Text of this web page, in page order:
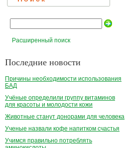
Расширенный поиск
Последние новости
Причины необходимости использования
БАД
Учёные определили группу витаминов
для красоты и молодости кожи
Животные станут донорами для человека
Ученые назвали кофе напитком счастья
Учимся правильно потреблять